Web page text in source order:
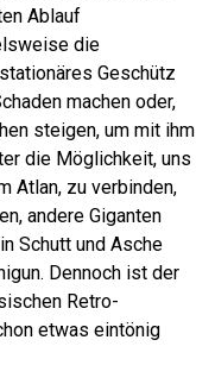
Ablauf
die
Geschütz
machen oder,
steigen, um mit ihm
die Möglichkeit, uns
Atlan, zu verbinden,
andere Giganten
Schutt und Asche
Dennoch ist der
Retro-
etwas eintönig